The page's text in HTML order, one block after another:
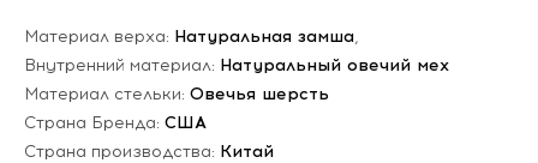
Материал верха: Натуральная замша,
Внутренний материал: Натуральный овечий мех
Материал стельки: Овечья шерсть
Страна Бренда: США
Страна производства: Китай